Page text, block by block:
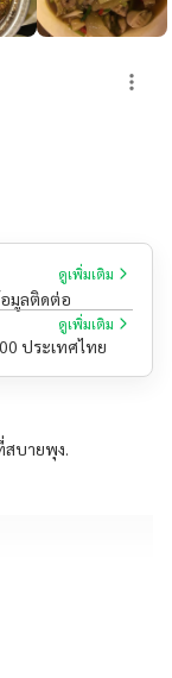
ดูเพิ่มเติม
อมูลติดต่อ
ดูเพิ่มเติม
ประเทศไทย
สบายพุง.